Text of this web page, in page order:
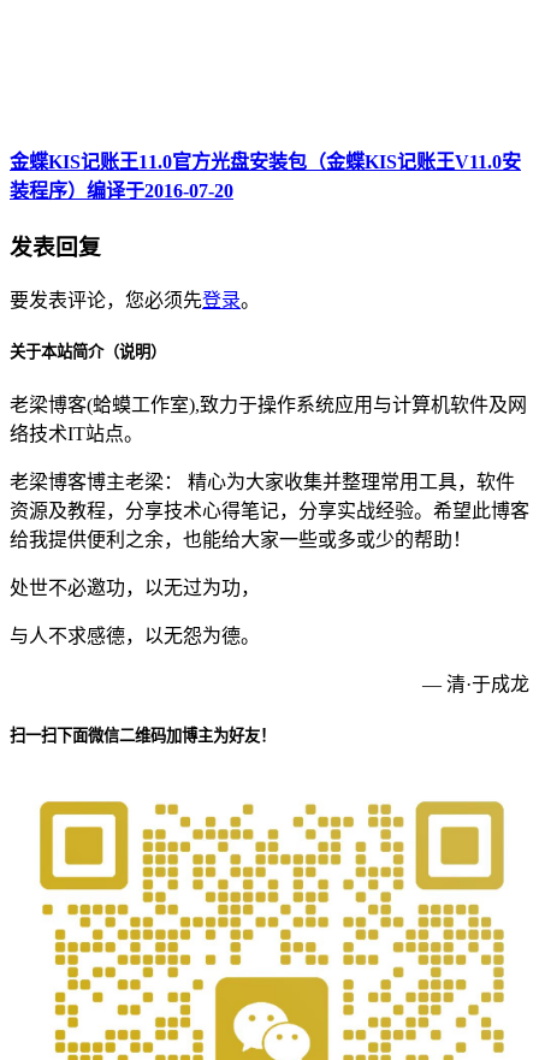
金蝶KIS记账王11.0官方光盘安装包（金蝶KIS记账王V11.0安
装程序）编译于2016-07-20
发表回复
要发表评论，您必须先登录。
关于本站简介（说明）
老梁博客(蛤蟆工作室),致力于操作系统应用与计算机软件及网
络技术IT站点。
老梁博客博主老梁： 精心为大家收集并整理常用工具，软件
资源及教程，分享技术心得笔记，分享实战经验。希望此博客
给我提供便利之余，也能给大家一些或多或少的帮助！
处世不必邀功，以无过为功，
与人不求感德，以无怨为德。
— 清·于成龙
扫一扫下面微信二维码加博主为好友！